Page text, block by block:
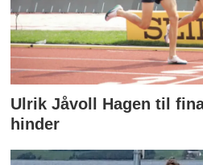
Ulrik Jåvoll Hagen til
hinder